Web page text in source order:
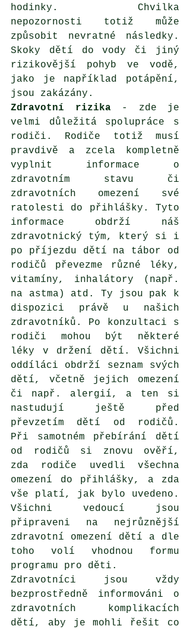
hodinky. Chvilka
nepozornosti totiž může
způsobit nevratné následky.
Skoky dětí do vody či jiný
rizikovější pohyb ve vodě,
jako je například potápění,
jsou zakázány.
Zdravotní rizika - zde je
velmi důležitá spolupráce s
rodiči. Rodiče totiž musí
pravdivě a zcela kompletně
vyplnit informace o
zdravotním stavu či
zdravotních omezení své
ratolesti do přihlášky. Tyto
informace obdrží náš
zdravotnický tým, který si i
po příjezdu dětí na tábor od
rodičů převezme různé léky,
vitamíny, inhalátory (např.
na astma) atd. Ty jsou pak k
dispozici právě u našich
zdravotníků. Po konzultaci s
rodiči mohou být některé
léky v držení dětí. Všichni
oddíláci obdrží seznam svých
dětí, včetně jejich omezení
či např. alergií, a ten si
nastudují ještě před
převzetím dětí od rodičů.
Při samotném přebírání dětí
od rodičů si znovu ověří,
zda rodiče uvedli všechna
omezení do přihlášky, a zda
vše platí, jak bylo uvedeno.
Všichni vedoucí jsou
připraveni na nejrůznější
zdravotní omezení dětí a dle
toho volí vhodnou formu
programu pro děti.
Zdravotníci jsou vždy
bezprostředně informováni o
zdravotních komplikacích
dětí, aby je mohli řešit co